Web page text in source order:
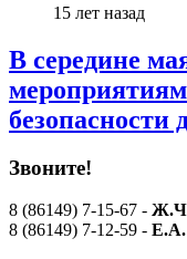
15 лет назад
В середине
безопасности
Звоните!
8 (86149) 7-15-67 - Ж.Ч.
8 (86149) 7-12-59 - Е.А.